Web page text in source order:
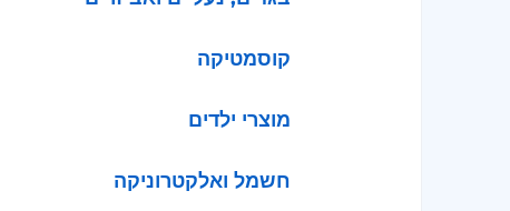
קוסמטיקה
מוצרי ילדים
חשמל ואלקטרוניקה